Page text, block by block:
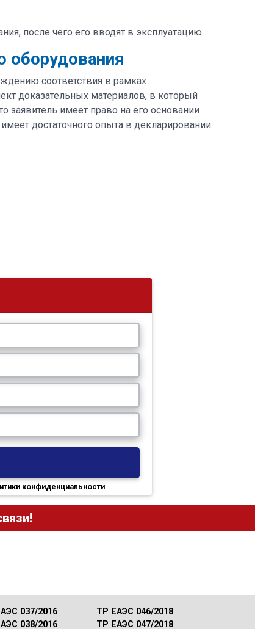
после чего его вводят в эксплуатацию.
оборудования
соответствия в рамках
доказательных материалов, в который
заявитель имеет право на его основании
достаточного опыта в декларировании
конфиденциальности.
037/2016
038/2016
ТР ЕАЭС 046/2018
ТР ЕАЭС 047/2018